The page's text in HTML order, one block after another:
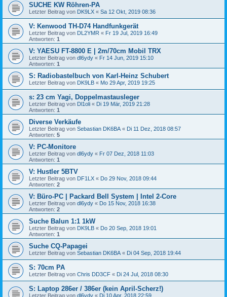
SUCHE KW Röhren-PA
Letzter Beitrag von DK9LX « Sa 12 Okt, 2019 08:36
V: Kenwood TH-D74 Handfunkgerät
Letzter Beitrag von DL2YMR « Fr 19 Jul, 2019 16:49
Antworten: 1
V: YAESU FT-8800 E | 2m/70cm Mobil TRX
Letzter Beitrag von dl6ydy « Fr 14 Jun, 2019 15:10
Antworten: 1
S: Radiobastelbuch von Karl-Heinz Schubert
Letzter Beitrag von DK9LB « Mo 29 Apr, 2019 19:25
s: 23 cm Yagi, Doppelmastausleger
Letzter Beitrag von Dl1oli « Di 19 Mär, 2019 21:28
Antworten: 1
Diverse Verkäufe
Letzter Beitrag von Sebastian DK6BA « Di 11 Dez, 2018 08:57
Antworten: 5
V: PC-Monitore
Letzter Beitrag von dl6ydy « Fr 07 Dez, 2018 11:03
Antworten: 1
V: Hustler 5BTV
Letzter Beitrag von DF1LX « Do 29 Nov, 2018 09:44
Antworten: 2
V: Büro-PC | Packard Bell System | Intel 2-Core
Letzter Beitrag von dl6ydy « Do 15 Nov, 2018 16:38
Antworten: 2
Suche Balun 1:1 1kW
Letzter Beitrag von DK9LB « Do 20 Sep, 2018 19:01
Antworten: 1
Suche CQ-Papagei
Letzter Beitrag von Sebastian DK6BA « Di 04 Sep, 2018 19:44
S: 70cm PA
Letzter Beitrag von Chris DD3CF « Di 24 Jul, 2018 08:30
S: Laptop 286er / 386er (kein April-Scherz!)
Letzter Beitrag von dl6ydy « Di 10 Apr, 2018 22:59